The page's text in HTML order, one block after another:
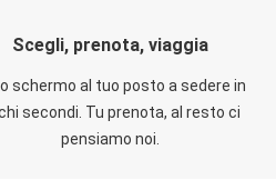
Scegli, prenota, viaggia
schermo al tuo posto a sedere in
secondi. Tu prenota, al resto ci
pensiamo noi.